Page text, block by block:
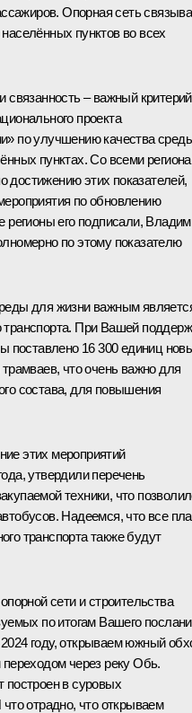
Опорная сеть
пунктов во всех
связанность – важный критерий
проекта
по улучшению качества
пунктах. Со всеми
этих показателей,
по обновлению
регионы его подписали,
по этому показателю
для жизни важным
транспорта. При Вашей
поставлено 16 300 единиц
что очень важно для
состава, для повышения
этих мероприятий
утвердили перечень
техники, что
Надеемся, что все
транспорта также будут
сети и строительства
по итогам Вашего
году, открываем южный
через реку Обь.
построен в суровых
отрадно, что открываем